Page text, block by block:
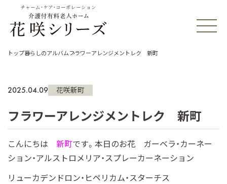
チャーム・ケア・コーポレーション
トップ暮らしのアルバムフラワーアレンジメントレク 新町
2025.04.09 花咲新町
フラワーアレンジメントレク 新町
こんにちは 新町です。本日のお花 ガーベラ・カーネー
ション・アルストロメリア・スプレーカーネーション
リューカデンドロン・ヒペリカム・スターチス